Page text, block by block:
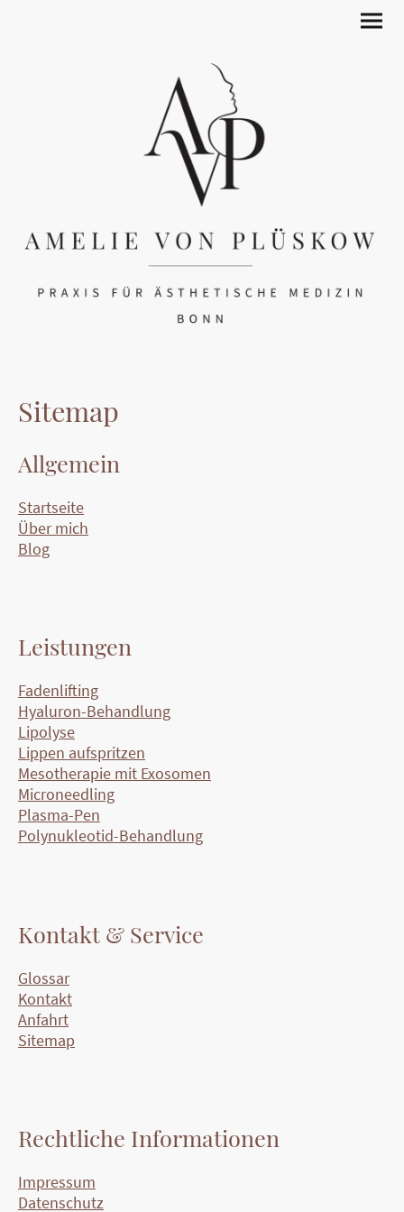
Sitemap
Allgemein
Startseite
Über mich
Blog
Leistungen
Fadenlifting
Hyaluron-Behandlung
Lipolyse
Lippen aufspritzen
Mesotherapie mit Exosomen
Microneedling
Plasma-Pen
Polynukleotid-Behandlung
Kontakt & Service
Glossar
Kontakt
Anfahrt
Sitemap
Rechtliche Informationen
Impressum
Datenschutz